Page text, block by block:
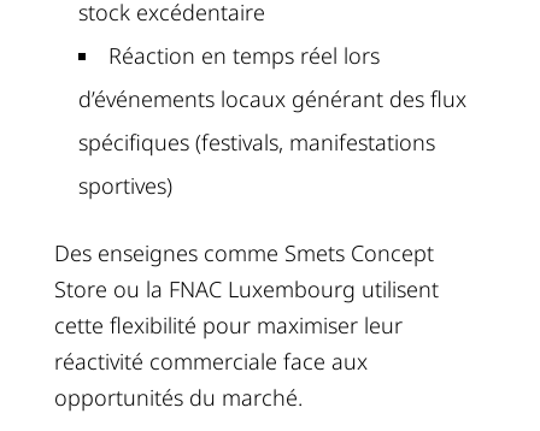
stock excédentaire
Réaction en temps réel lors
d’événements locaux générant des flux
spécifiques (festivals, manifestations
sportives)
Des enseignes comme Smets Concept
Store ou la FNAC Luxembourg utilisent
cette flexibilité pour maximiser leur
réactivité commerciale face aux
opportunités du marché.